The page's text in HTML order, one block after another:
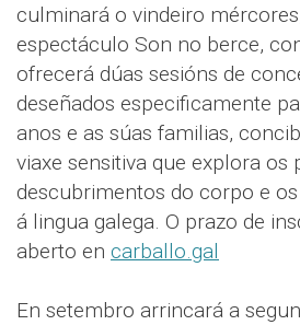
culminará o vindeiro
espectáculo Son no berce,
ofrecerá dúas sesións de
deseñados especificamente
anos e as súas familias,
viaxe sensitiva que explora os
descubrimentos do corpo e
á lingua galega. O prazo de
aberto en carballo.gal
En setembro arrincará a